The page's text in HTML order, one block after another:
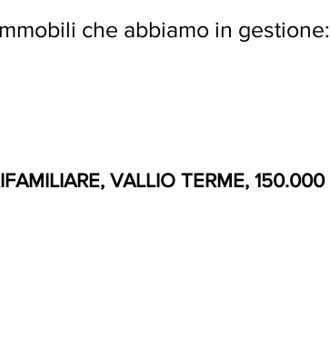
che abbiamo in gestione:
VALLIO TERME, 150.000